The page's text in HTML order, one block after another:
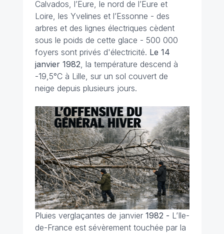
Calvados, l’Eure, le nord de l’Eure et
Loire, les Yvelines et l’Essonne - des
arbres et des lignes électriques cèdent
sous le poids de cette glace - 500 000
foyers sont privés d'électricité. Le 14
janvier 1982, la température descend à
-19,5°C à Lille, sur un sol couvert de
neige depuis plusieurs jours.
Pluies verglaçantes de janvier 1982 - L’Ile-
de-France est sévèrement touchée par la